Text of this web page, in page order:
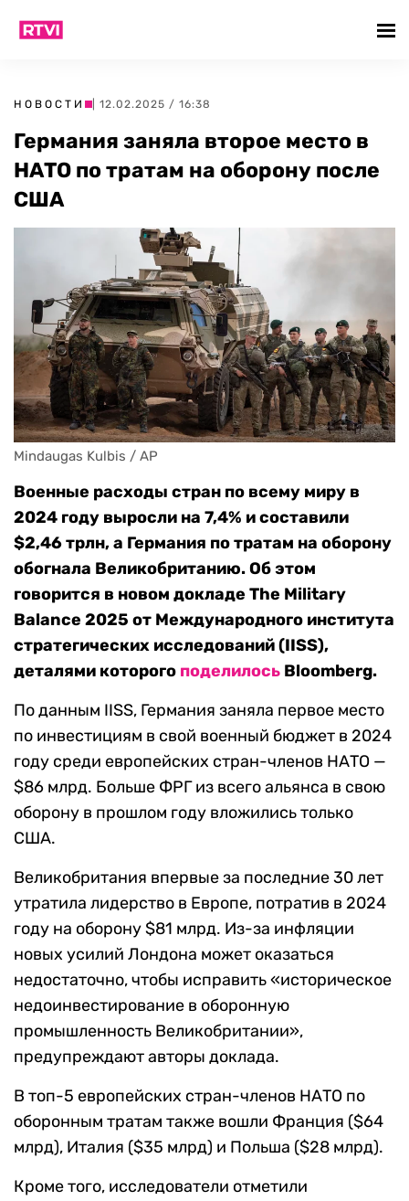
НОВОСТИ | 12.02.2025 / 16:38
Германия заняла второе место в
НАТО по тратам на оборону после
США
Mindaugas Kulbis / AP
Военные расходы стран по всему миру в
2024 году выросли на 7,4% и составили
$2,46 трлн, а Германия по тратам на оборону
обогнала Великобританию. Об этом
говорится в новом докладе The Military
Balance 2025 от Международного института
стратегических исследований (IISS),
деталями которого поделилось Bloomberg.
По данным IISS, Германия заняла первое место
по инвестициям в свой военный бюджет в 2024
году среди европейских стран-членов НАТО —
$86 млрд. Больше ФРГ из всего альянса в свою
оборону в прошлом году вложились только
США.
Великобритания впервые за последние 30 лет
утратила лидерство в Европе, потратив в 2024
году на оборону $81 млрд. Из-за инфляции
новых усилий Лондона может оказаться
недостаточно, чтобы исправить «историческое
недоинвестирование в оборонную
промышленность Великобритании»,
предупреждают авторы доклада.
В топ-5 европейских стран-членов НАТО по
оборонным тратам также вошли Франция ($64
млрд), Италия ($35 млрд) и Польша ($28 млрд).
Кроме того, исследователи отметили